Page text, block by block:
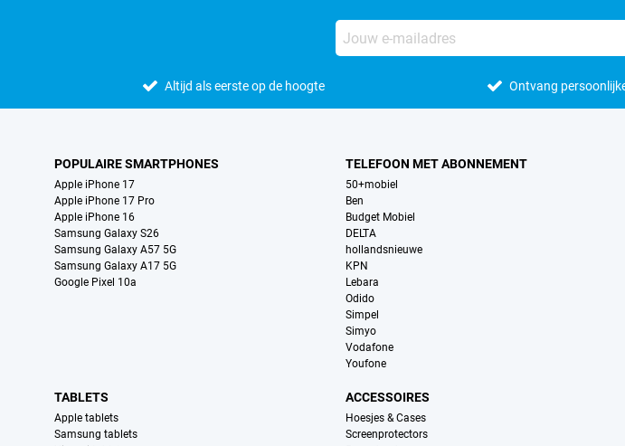
Altijd als eerste op de hoogte Ontvang
POPULAIRE SMARTPHONES
Apple iPhone 17
Apple iPhone 17 Pro
Apple iPhone 16
Samsung Galaxy S26
Samsung Galaxy A57 5G
Samsung Galaxy A17 5G
Google Pixel 10a
TELEFOON MET ABONNEMENT
50+mobiel
Ben
Budget Mobiel
DELTA
hollandsnieuwe
KPN
Lebara
Odido
Simpel
Simyo
Vodafone
Youfone
TABLETS
Apple tablets
Samsung tablets
ACCESSOIRES
Hoesjes & Cases
Screenprotectors